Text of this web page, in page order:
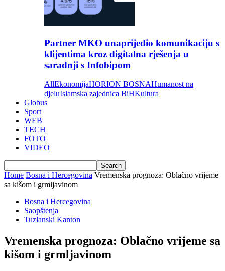
Partner MKO unaprijedio komunikaciju s
klijentima kroz digitalna rješenja u
saradnji s Infobipom
AllEkonomijaHORION BOSNAHumanost na
djeluIslamska zajednica BiHKultura
Globus
Sport
WEB
TECH
FOTO
VIDEO
Home Bosna i Hercegovina Vremenska prognoza: Oblačno vrijeme
sa kišom i grmljavinom
Bosna i Hercegovina
Saopštenja
Tuzlanski Kanton
Vremenska prognoza: Oblačno vrijeme sa
kišom i grmljavinom